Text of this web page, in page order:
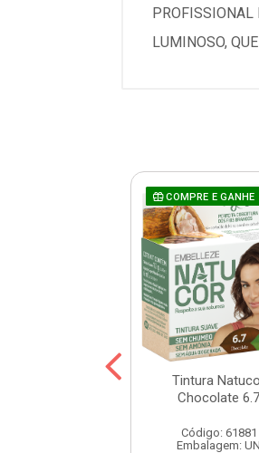
PROFISSIONAL
LUMINOSO,
COMPRE E GANHE
Tintura
Chocolate 6.7
Código: 61881
Embalagem: UN